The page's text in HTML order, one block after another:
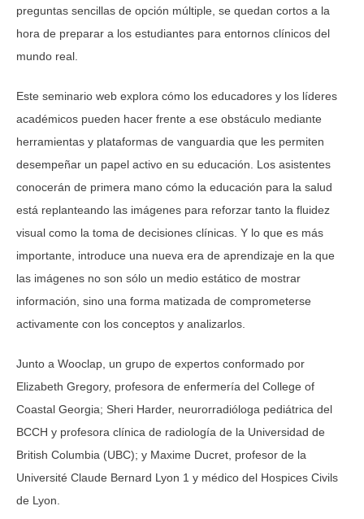
preguntas sencillas de opción múltiple, se quedan cortos a la
hora de preparar a los estudiantes para entornos clínicos del
mundo real.
Este seminario web explora cómo los educadores y los líderes
académicos pueden hacer frente a ese obstáculo mediante
herramientas y plataformas de vanguardia que les permiten
desempeñar un papel activo en su educación. Los asistentes
conocerán de primera mano cómo la educación para la salud
está replanteando las imágenes para reforzar tanto la fluidez
visual como la toma de decisiones clínicas. Y lo que es más
importante, introduce una nueva era de aprendizaje en la que
las imágenes no son sólo un medio estático de mostrar
información, sino una forma matizada de comprometerse
activamente con los conceptos y analizarlos.
Junto a Wooclap, un grupo de expertos conformado por
Elizabeth Gregory, profesora de enfermería del College of
Coastal Georgia; Sheri Harder, neurorradióloga pediátrica del
BCCH y profesora clínica de radiología de la Universidad de
British Columbia (UBC); y Maxime Ducret, profesor de la
Université Claude Bernard Lyon 1 y médico del Hospices Civils
de Lyon.